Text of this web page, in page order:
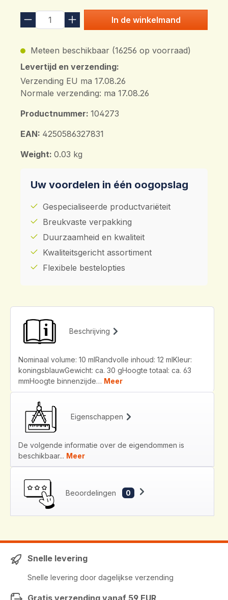
In de winkelmand
Meteen beschikbaar (16256 op voorraad)
Levertijd en verzending:
Verzending EU ma 17.08.26
Normale verzending: ma 17.08.26
Productnummer: 104273
EAN: 4250586327831
Weight: 0.03 kg
Uw voordelen in één oogopslag
Gespecialiseerde productvariëteit
Breukvaste verpakking
Duurzaamheid en kwaliteit
Kwaliteitsgericht assortiment
Flexibele bestelopties
Beschrijving
Nominaal volume: 10 mlRandvolle inhoud: 12 mlKleur:
koningsblauwGewicht: ca. 30 gHoogte totaal: ca. 63
mmHoogte binnenzijde… Meer
Eigenschappen
De volgende informatie over de eigendommen is
beschikbaar... Meer
Beoordelingen 0
Snelle levering
Snelle levering door dagelijkse verzending
Gratis verzending vanaf 59 EUR